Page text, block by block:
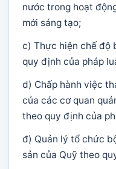
nước trong hoạt
mới sáng tạo;
c) Thực hiện chế độ
quy định của pháp
d) Chấp hành việc
của các cơ quan
theo quy định của
đ) Quản lý tổ chức
sản của Quỹ theo